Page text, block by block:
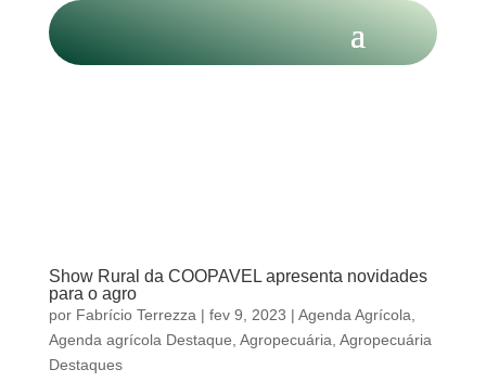
Show Rural da COOPAVEL apresenta novidades
para o agro
por Fabrício Terrezza | fev 9, 2023 | Agenda Agrícola
Agenda agrícola Destaque Agropecuária Agropecuária
Destaques